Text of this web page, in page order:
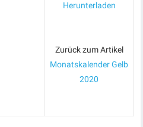
Herunterladen
Zurück zum Artikel
Monatskalender Gelb
2020